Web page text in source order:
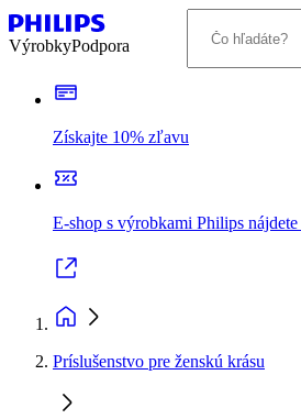
VýrobkyPodpora
Získajte 10% zľavu
E-shop s výrobkami Philips
Príslušenstvo pre ženskú krásu